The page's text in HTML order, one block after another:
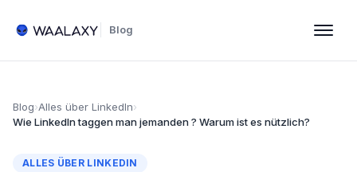
Blog
Blog›Alles über LinkedIn›
Wie LinkedIn taggen man jemanden ? Warum ist es nützlich?
ALLES ÜBER LINKEDIN